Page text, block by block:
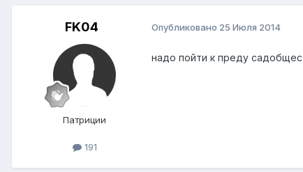
FK04
Патриции
191
Опубликовано 25 Июля 2014
надо пойти к преду